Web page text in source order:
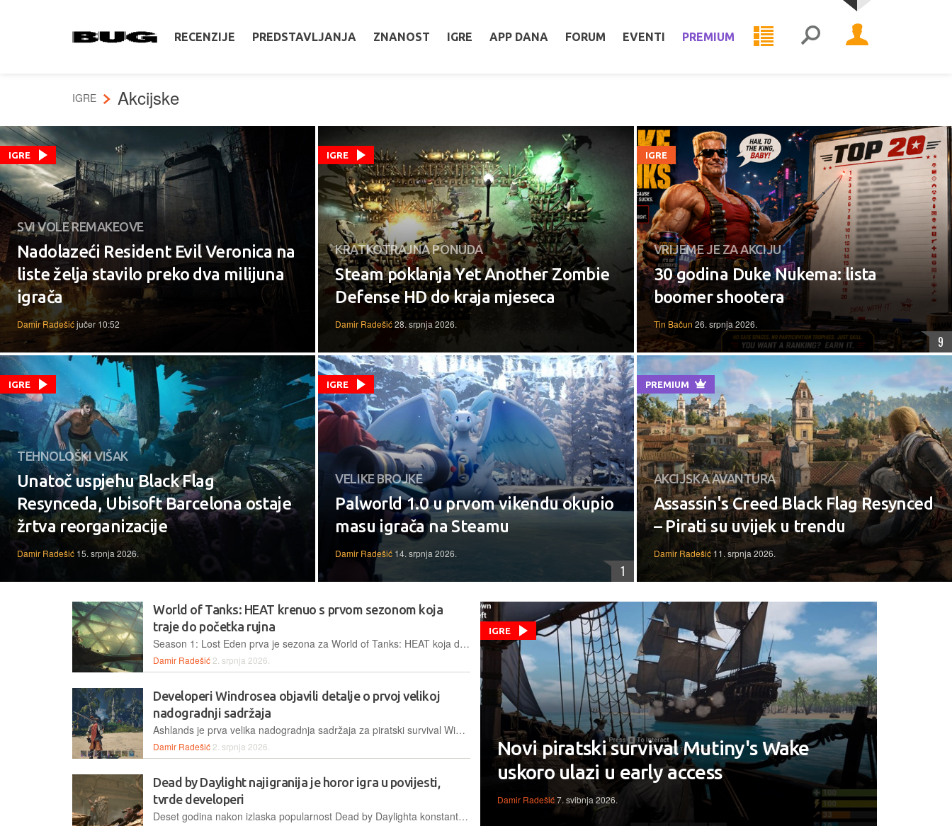
RECENZIJE PREDSTAVLJANJA ZNANOST IGRE APP DANA FORUM EVENTI PREMIUM
IGRE Akcijske
IGRE
SVI VOLE REMAKEOVE
Nadolazeći Resident Evil Veronica na
liste želja stavilo preko dva milijuna
igrača
Damir Radešićjučer 10:52
IGRE
KRATKOTRAJNA PONUDA
Steam poklanja Yet Another Zombie
Defense HD do kraja mjeseca
Damir Radešić28. srpnja 2026.
IGRE
VRIJEME JE ZA AKCIJU
30 godina Duke Nukema: lista
boomer shootera
Tin Bačun26. srpnja 2026.
9
IGRE
TEHNOLOŠKI VIŠAK
Unatoč uspjehu Black Flag
Resynceda, Ubisoft Barcelona ostaje
žrtva reorganizacije
Damir Radešić 15. srpnja 2026.
IGRE
VELIKE BROJKE
Palworld 1.0 u prvom vikendu okupio
masu igrača na Steamu
Damir Radešić 14. srpnja 2026.
1
PREMIUM
AKCIJSKA AVANTURA
Assassin's Creed Black Flag Resynced
– Pirati su uvijek u trendu
Damir Radešić 11. srpnja 2026.
World of Tanks: HEAT krenuo s prvom sezonom koja
traje do početka rujna
Season 1: Lost Eden prva je sezona za World of Tanks: HEAT koja donosi novog agenta, dva pripadajuća vozila i novu mapu po kojoj je dobila naziv
Damir Radešić 2. srpnja 2026.
Developeri Windrosea objavili detalje o prvoj velikoj
nadogradnji sadržaja
Ashlands je prva velika nadogradnja sadržaja za piratski survival Windrose koja donosi istoimeni novi biom i nastavak glavne priče
Damir Radešić 2. srpnja 2026.
Dead by Daylight najigranija je horor igra u povijesti,
tvrde developeri
Deset godina nakon izlaska popularnost Dead by Daylighta konstantno raste, a trenutno ga igra više od milijun igrača dnevno
IGRE
Novi piratski survival Mutiny's Wake
uskoro ulazi u early access
Damir Radešić7. svibnja 2026.